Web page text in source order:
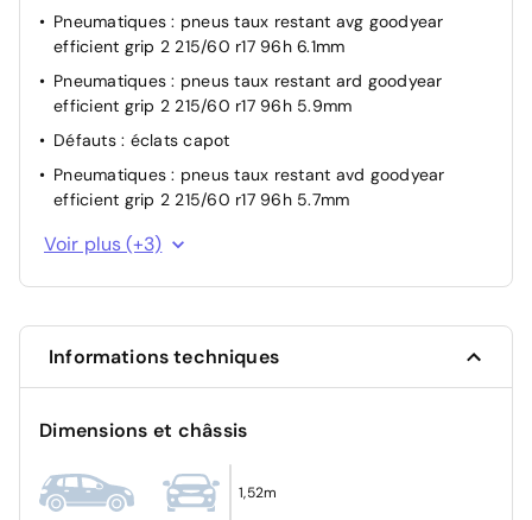
Pneumatiques : pneus taux restant avg goodyear
efficient grip 2 215/60 r17 96h 6.1mm
Pneumatiques : pneus taux restant ard goodyear
efficient grip 2 215/60 r17 96h 5.9mm
Défauts : éclats capot
Pneumatiques : pneus taux restant avd goodyear
efficient grip 2 215/60 r17 96h 5.7mm
Pack Safety Plus : Freinage d'urgence automatique de
jour et de nuit (3 caméras & radar) Freinage
automatique d'urgence avec alerte risque de collision,
protection des usagers de la route vulnérab...
Défauts : legeres rayures elargisseur aile arrière droite
efficient grip 2 215/60 r17 96h 6.1mm
Voir plus (+3)
Informations techniques
Dimensions et châssis
1,52m